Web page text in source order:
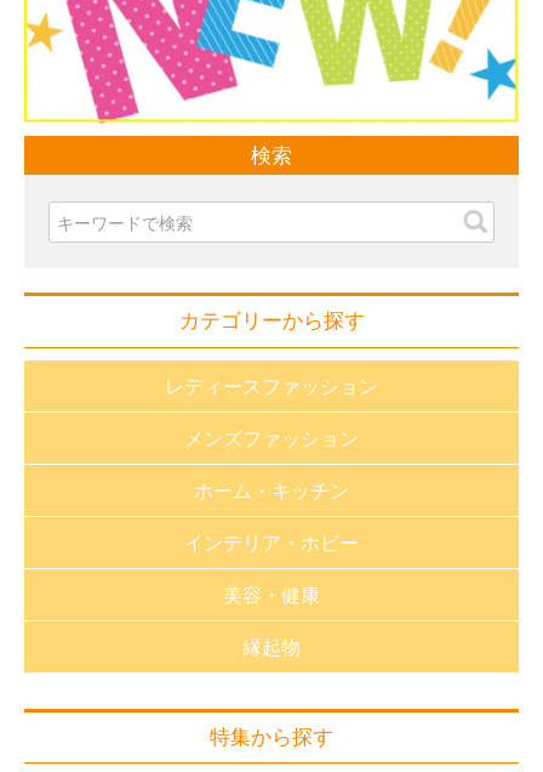
検索
カテゴリーから探す
レディースファッション
おしゃれnaクローバーメンズファッション
ホーム・キッチン
インテリア・ホビー
美容・健康
健康器具
縁起物
アクセサリー
特集から探す